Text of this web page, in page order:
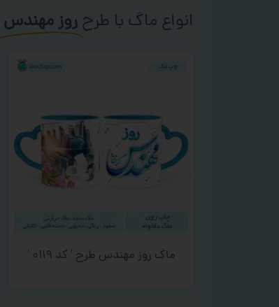
انواع ماگ با طرحروز مهندس
ماگ روز مهندس طرح ‘ کد ۰۱۱۹ ‘